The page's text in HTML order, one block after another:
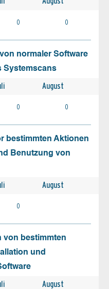
0 0
normaler Software
Systemscans
August
0 0
bestimmten Aktionen
Benutzung von
August
0
von bestimmten
und
August